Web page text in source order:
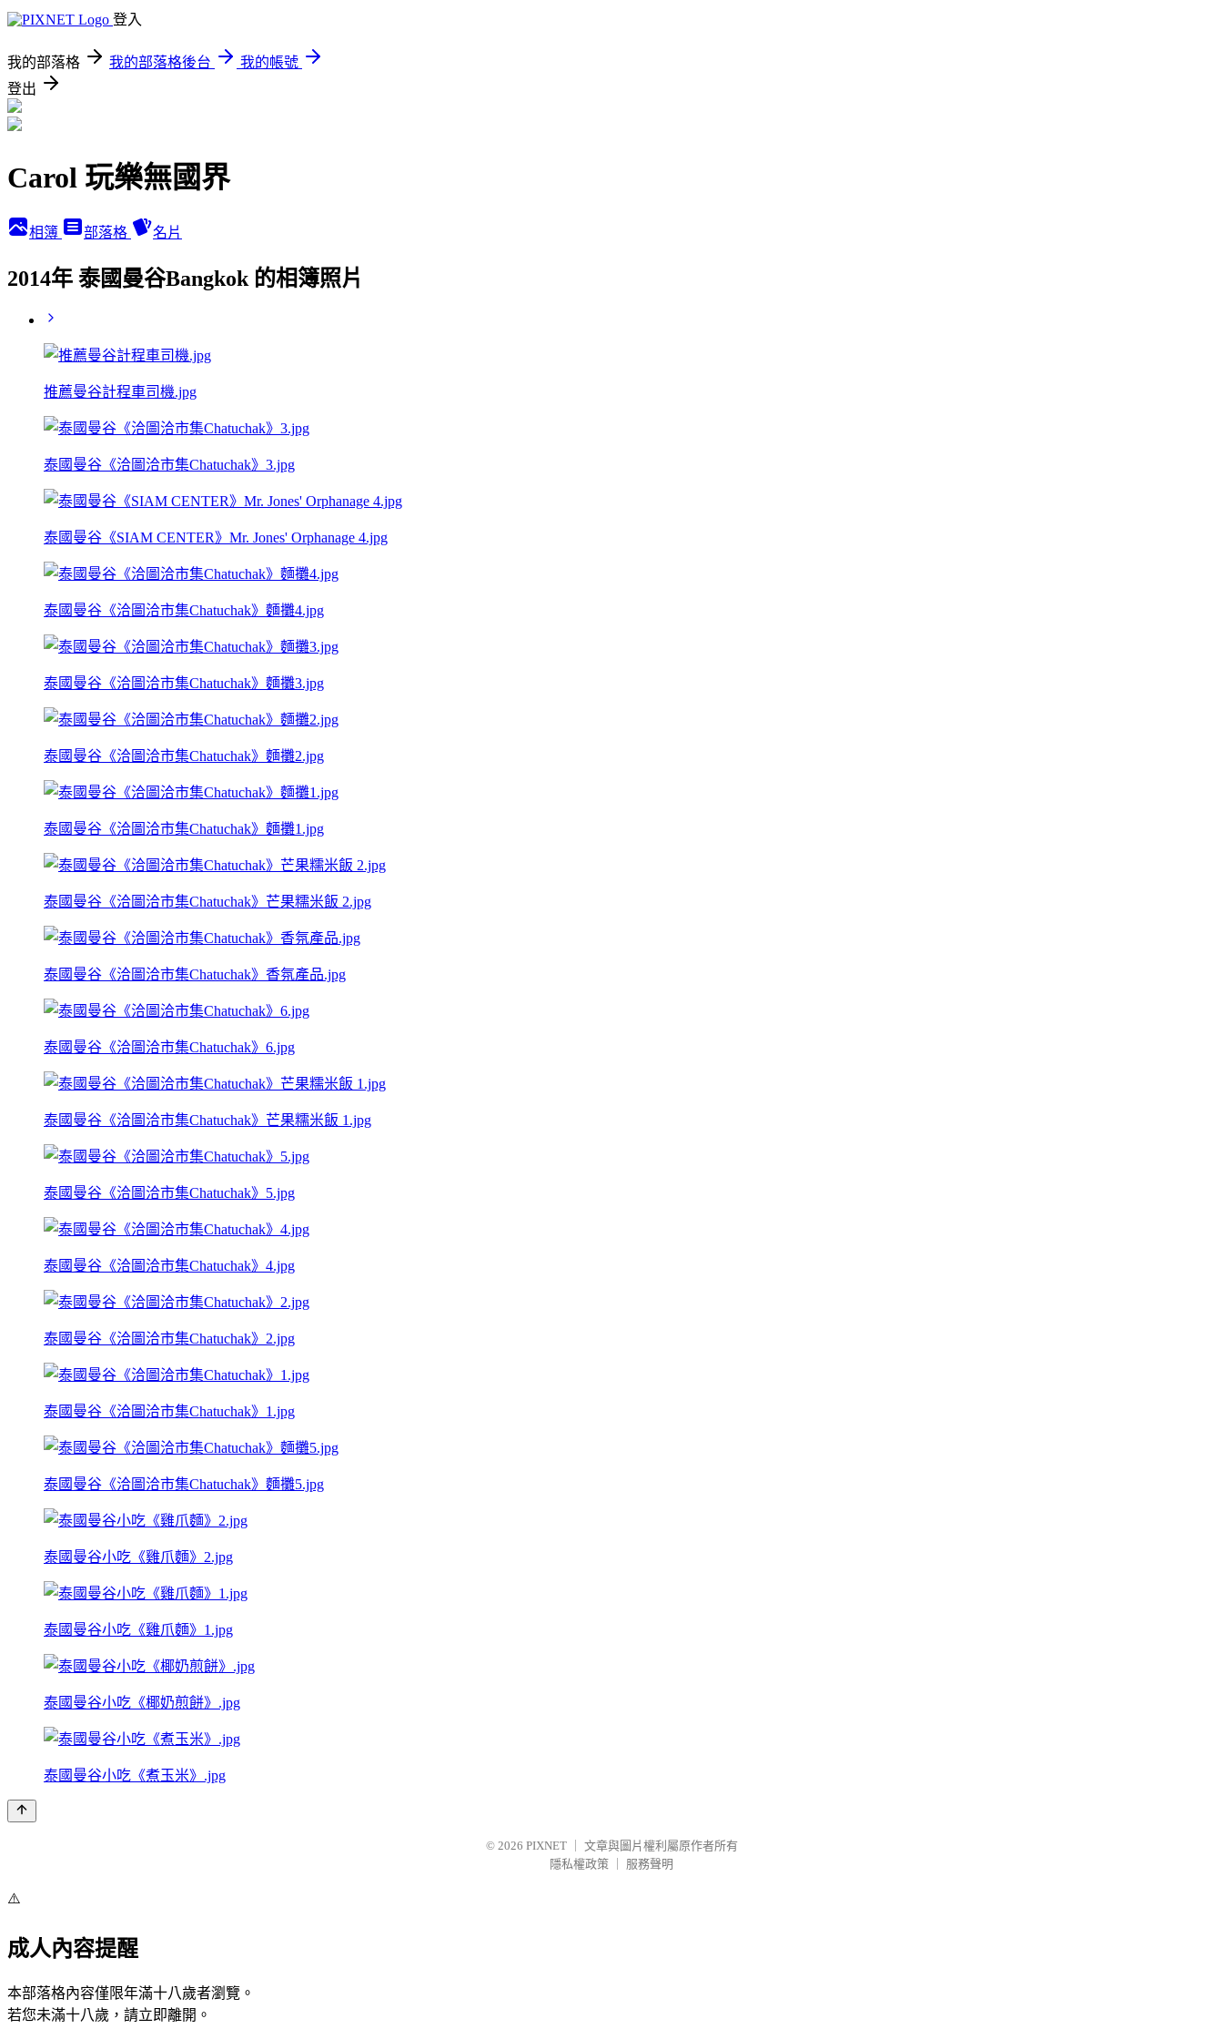
登入
我的部落格 我的部落格後台
我的帳號
登出
Carol 玩樂無國界
相簿 部落格 名片
2014年 泰國曼谷Bangkok 的相簿照片
推薦曼谷計程車司機.jpg
泰國曼谷《洽圖洽市集Chatuchak》3.jpg
泰國曼谷《SIAM CENTER》Mr. Jones' Orphanage 4.jpg
泰國曼谷《洽圖洽市集Chatuchak》麵攤4.jpg
泰國曼谷《洽圖洽市集Chatuchak》麵攤3.jpg
泰國曼谷《洽圖洽市集Chatuchak》麵攤2.jpg
泰國曼谷《洽圖洽市集Chatuchak》麵攤1.jpg
泰國曼谷《洽圖洽市集Chatuchak》芒果糯米飯 2.jpg
泰國曼谷《洽圖洽市集Chatuchak》香氛產品.jpg
泰國曼谷《洽圖洽市集Chatuchak》6.jpg
泰國曼谷《洽圖洽市集Chatuchak》芒果糯米飯 1.jpg
泰國曼谷《洽圖洽市集Chatuchak》5.jpg
泰國曼谷《洽圖洽市集Chatuchak》4.jpg
泰國曼谷《洽圖洽市集Chatuchak》2.jpg
泰國曼谷《洽圖洽市集Chatuchak》1.jpg
泰國曼谷《洽圖洽市集Chatuchak》麵攤5.jpg
泰國曼谷小吃《雞爪麵》2.jpg
泰國曼谷小吃《雞爪麵》1.jpg
泰國曼谷小吃《椰奶煎餅》.jpg
泰國曼谷小吃《煮玉米》.jpg
© 2026 PIXNET
文章與圖片權利屬原作者所有
隱私權政策
服務聲明
⚠️
成人內容提醒
本部落格內容僅限年滿十八歲者瀏覽。
若您未滿十八歲，請立即離開。